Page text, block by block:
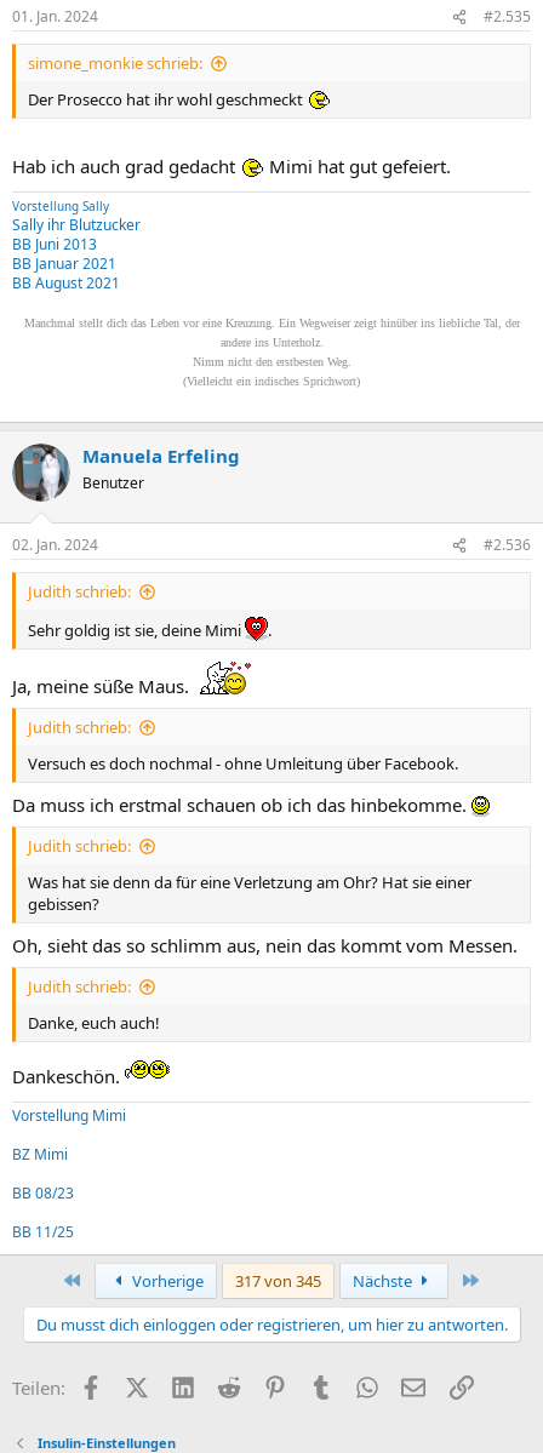
01. Jan. 2024 #2.535
simone_monkie schrieb:
Der Prosecco hat ihr wohl geschmeckt
Hab ich auch grad gedacht Mimi hat gut gefeiert.
Vorstellung Sally
Sally ihr Blutzucker
BB Juni 2013
BB Januar 2021
BB August 2021
Manchmal stellt dich das Leben vor eine Kreuzung. Ein Wegweiser zeigt hinüber ins liebliche Tal, der
andere ins Unterholz.
Nimm nicht den erstbesten Weg.
(Vielleicht ein indisches Sprichwort)
Manuela Erfeling
Benutzer
02. Jan. 2024 #2.536
Judith schrieb:
Sehr goldig ist sie, deine Mimi
.
Ja, meine süße Maus.
Judith schrieb:
Versuch es doch nochmal - ohne Umleitung über Facebook.
Da muss ich erstmal schauen ob ich das hinbekomme.
Judith schrieb:
Was hat sie denn da für eine Verletzung am Ohr? Hat sie einer
gebissen?
Oh, sieht das so schlimm aus, nein das kommt vom Messen.
Judith schrieb:
Danke, euch auch!
Dankeschön.
Vorstellung Mimi
BZ Mimi
BB 08/23
BB 11/25
Erste Vorherige 317 von 345 Nächste
Du musst dich einloggen oder registrieren, um hier zu antworten.
Teilen: FacebookX (Twitter)
LinkedIn
Reddit PinterestTumblr WhatsApp
E-MailLink
Insulin-Einstellungen